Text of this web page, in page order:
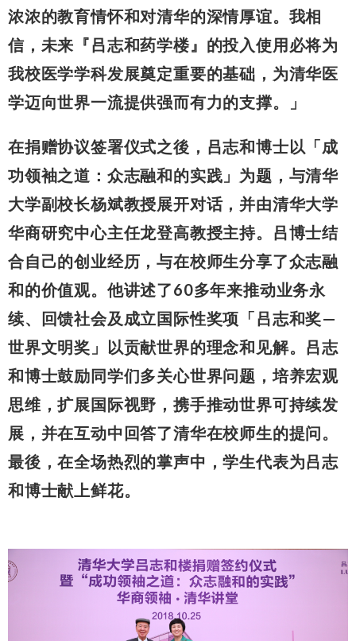
浓浓的教育情怀和对清华的深情厚谊。我相
信，未来『吕志和药学楼』的投入使用必将为
我校医学学科发展奠定重要的基础，为清华医
学迈向世界一流提供强而有力的支撑。」
在捐赠协议签署仪式之後，吕志和博士以「成
功领袖之道：众志融和的实践」为题，与清华
大学副校长杨斌教授展开对话，并由清华大学
华商研究中心主任龙登高教授主持。吕博士结
合自己的创业经历，与在校师生分享了众志融
和的价值观。他讲述了60多年来推动业务永
续、回馈社会及成立国际性奖项「吕志和奖—
世界文明奖」以贡献世界的理念和见解。吕志
和博士鼓励同学们多关心世界问题，培养宏观
思维，扩展国际视野，携手推动世界可持续发
展，并在互动中回答了清华在校师生的提问。
最後，在全场热烈的掌声中，学生代表为吕志
和博士献上鲜花。